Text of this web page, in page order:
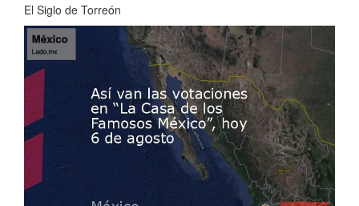
El Siglo de Torreón